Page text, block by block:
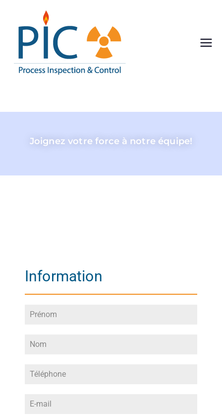
ion
Process Inspection
Joignez votre force à notre équipe!
Information